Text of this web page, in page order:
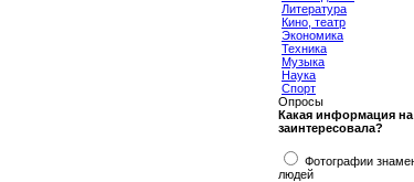
Литература
Кино, театр
Экономика
Техника
Музыка
Наука
Спорт
Опросы
Какая информация на
заинтересовала?
Фотографии
людей